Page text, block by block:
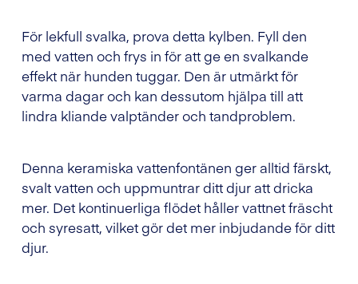
För lekfull svalka, prova detta kylben. Fyll den
med vatten och frys in för att ge en svalkande
effekt när hunden tuggar. Den är utmärkt för
varma dagar och kan dessutom hjälpa till att
lindra kliande valptänder och tandproblem.
Denna keramiska vattenfontänen ger alltid färskt,
svalt vatten och uppmuntrar ditt djur att dricka
mer. Det kontinuerliga flödet håller vattnet fräscht
och syresatt, vilket gör det mer inbjudande för ditt
djur.